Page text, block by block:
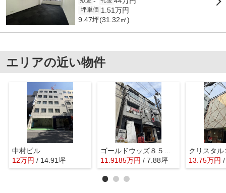
坪単価 1.51万円
9.47坪(31.32㎡)
エリアの近い物件
中村ビル
12万円 / 14.91坪
11.9185万円 / 7.88坪
クリスタ
13.75万円